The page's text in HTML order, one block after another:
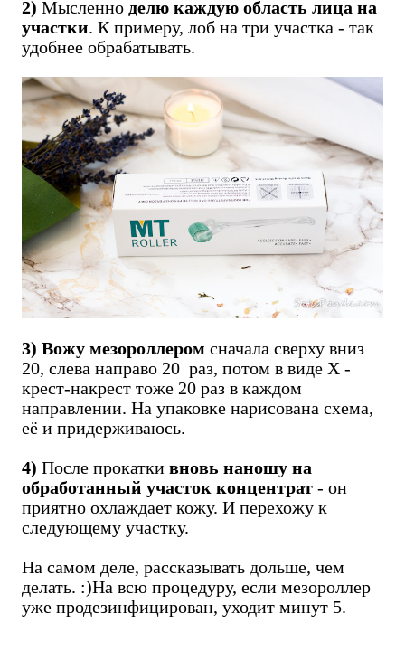
2) Мысленно делю каждую область лица на
участки. К примеру, лоб на три участка - так
удобнее обрабатывать.
3) Вожу мезороллером сначала сверху вниз
20, слева направо 20 раз, потом в виде Х -
крест-накрест тоже 20 раз в каждом
направлении. На упаковке нарисована схема,
её и придерживаюсь.
4) После прокатки вновь наношу на
обработанный участок концентрат - он
приятно охлаждает кожу. И перехожу к
следующему участку.
На самом деле, рассказывать дольше, чем
делать. :)На всю процедуру, если мезороллер
уже продезинфицирован, уходит минут 5.